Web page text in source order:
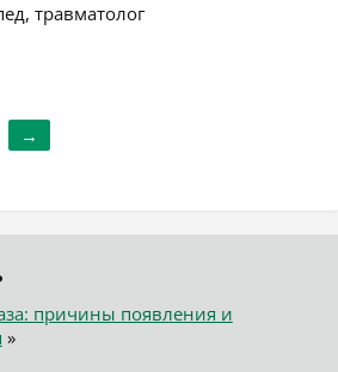
травматолог
→
причины появления и
»